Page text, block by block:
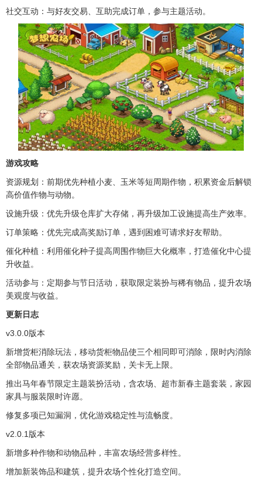
社交互动：与好友交易、互助完成订单，参与主题活动。
游戏攻略
资源规划：前期优先种植小麦、玉米等短周期作物，积累资金后解锁
高价值作物与动物。
设施升级：优先升级仓库扩大存储，再升级加工设施提高生产效率。
订单策略：优先完成高奖励订单，遇到困难可请求好友帮助。
催化种植：利用催化种子提高周围作物巨大化概率，打造催化中心提
升收益。
活动参与：定期参与节日活动，获取限定装扮与稀有物品，提升农场
美观度与收益。
更新日志
v3.0.0版本
新增货柜消除玩法，移动货柜物品使三个相同即可消除，限时内消除
全部物品通关，获农场资源奖励，关卡无上限。
推出马年春节限定主题装扮活动，含农场、超市新春主题套装，家园
家具与服装限时许愿。
修复多项已知漏洞，优化游戏稳定性与流畅度。
v2.0.1版本
新增多种作物和动物品种，丰富农场经营多样性。
增加新装饰品和建筑，提升农场个性化打造空间。